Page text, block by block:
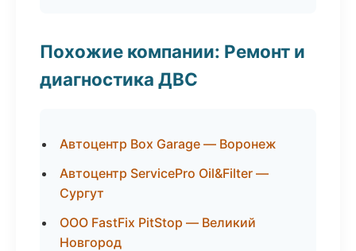
Похожие компании: Ремонт и
диагностика ДВС
Автоцентр Box Garage — Воронеж
Автоцентр ServicePro Oil&Filter —
Сургут
ООО FastFix PitStop — Великий
Новгород